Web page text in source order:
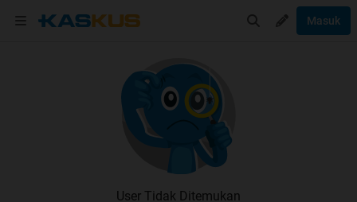
Masuk
User Tidak Ditemukan